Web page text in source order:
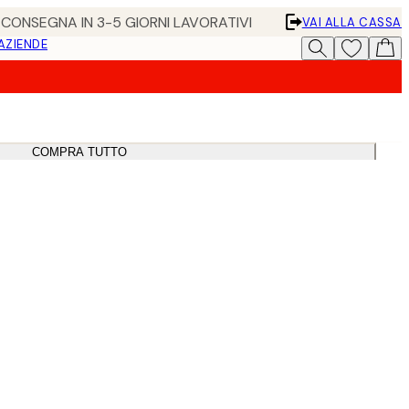
IN 3-5 GIORNI LAVORATIVI
VAI ALLA CASSA
COMPRA TUTTO